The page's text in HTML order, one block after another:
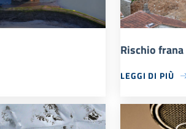
Rischio frana
LEGGI DI PIÙ